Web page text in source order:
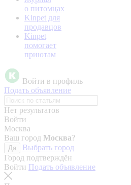
о питомцах
Kinpet для
продавцов
Kinpet
помогает
приютам
Войти в профиль
Подать объявление
Нет результатов
Войти
Москва
Ваш город Москва?
Да
Выбрать город
Город подтверждён
Войти Подать объявление